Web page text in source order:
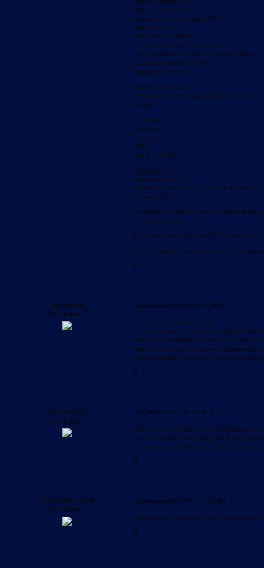
Pagine per visita 10,41
Durata media delle visite 00:08:03
Esperio profilo
Nome societa Esperio
Categorie Broker di mercati valutari
Categoria primaria Broker di mercati valutari
Lingue per assistenza Inglese
Esperio tipi di conto
Esperio promozioni
Nessuna promozione disponibile al momento.
Societa
Contattaci
Facebook
Instagram
widget
Famiglia digitale
Cashback Forex
Cashback Forex USA
FxVerify - Recensioni di broker di mercati
RebateKingFX
Avvertenza sui rischi: Il trading comporta dei
non e adatto a tutti.
This site is protected by reCAPTCHA and the
© 2022 - CBFX | Termini di utilizzo |
0
Поделиться2022-09-24 13:24:55
MichaelLot
Хочу к вам :3
Всем доброго времени суток!
Есть такой вопрос, может кто в курсе? или
раскрутить инстаграм и я начал
максиммум что-то похожее на нормальную
можно заказать раскрутку. Но вот хочу еще
0
Поделиться2023-06-14 08:00:24
Tryptin-Mony
Хочу к вам :3
Have you ever thought about publishing an e-
you discuss and would really like to have you
are even remotely interested, feel free to send
0
Поделиться2023-07-23 21:02:44
Iskusstven_hbOr
Хочу к вам :3
Передовые технологии и интеллектуальные
0